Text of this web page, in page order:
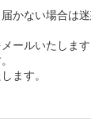
かない場合は
ールいたしま
ます。